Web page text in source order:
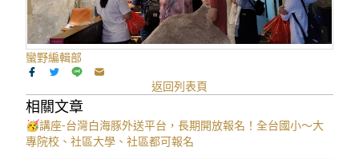
蠻野編輯部
返回列表頁
相關文章
🥳講座-台灣白海豚外送平台，長期開放報名！全台國小～大
專院校、社區大學、社區都可報名